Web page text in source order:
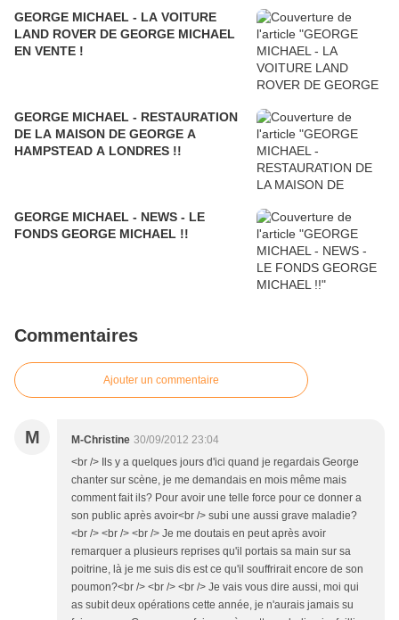
GEORGE MICHAEL - LA VOITURE
LAND ROVER DE GEORGE MICHAEL
EN VENTE !
GEORGE MICHAEL - RESTAURATION
DE LA MAISON DE GEORGE A
HAMPSTEAD A LONDRES !!
GEORGE MICHAEL - NEWS - LE
FONDS GEORGE MICHAEL !!
Commentaires
Ajouter un commentaire
M M-Christine 30/09/2012 23:04
<br /> Ils y a quelques jours d'ici quand je regardais George
chanter sur scène, je me demandais en mois même mais
comment fait ils? Pour avoir une telle force pour ce donner a
son public après avoir<br /> subi une aussi grave maladie?
<br /> <br /> <br /> Je me doutais en peut après avoir
remarquer a plusieurs reprises qu'il portais sa main sur sa
poitrine, là je me suis dis est ce qu'il souffrirait encore de son
poumon?<br /> <br /> <br /> Je vais vous dire aussi, moi qui
as subit deux opérations cette année, je n'aurais jamais su